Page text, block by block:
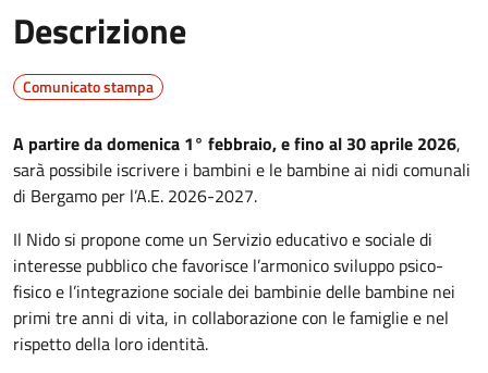
Descrizione
Comunicato stampa
A partire da domenica 1° febbraio, e fino al 30 aprile 2026,
sarà possibile iscrivere i bambini e le bambine ai nidi comunali
di Bergamo per l’A.E. 2026-2027.
Il Nido si propone come un Servizio educativo e sociale di
interesse pubblico che favorisce l’armonico sviluppo psico-
fisico e l’integrazione sociale dei bambinie delle bambine nei
primi tre anni di vita, in collaborazione con le famiglie e nel
rispetto della loro identità.